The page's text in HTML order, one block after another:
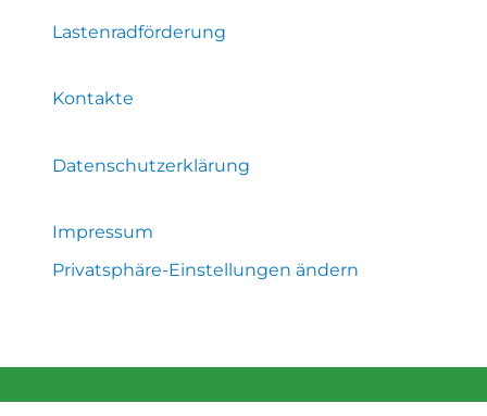
Lastenradförderung
Kontakte
Datenschutzerklärung
Impressum
Privatsphäre-Einstellungen ändern